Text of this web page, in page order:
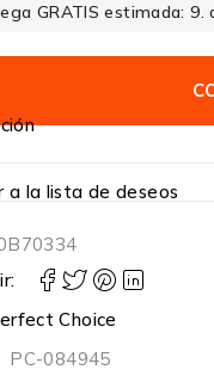
GRATIS estimada:
a la lista de deseos
Choice
PC-084945